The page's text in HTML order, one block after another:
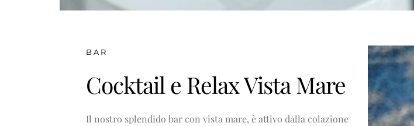
BAR
Cocktail e Relax Vista Mare
Il nostro splendido bar con vista mare, è attivo dalla colazione